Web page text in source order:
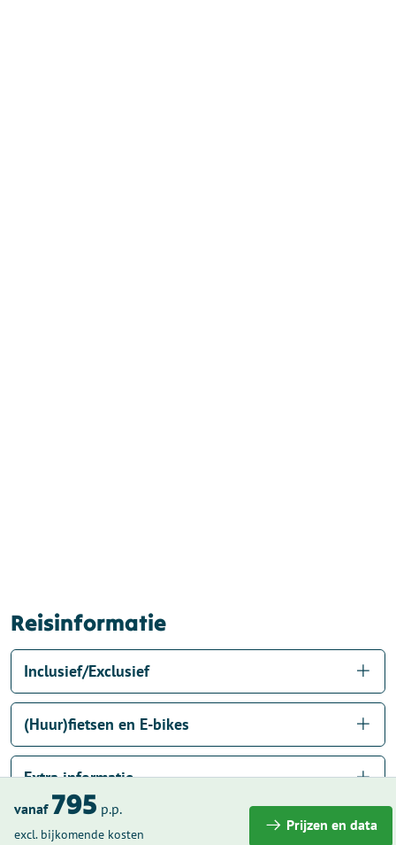
vanaf 795 p.p.
excl. bijkomende kosten
Prijzen en data
Reisinformatie
Inclusief/Exclusief
(Huur)fietsen en E-bikes
Extra informatie
Accommodaties